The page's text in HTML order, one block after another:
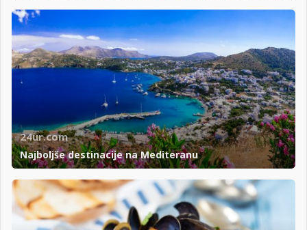
24ur.com
Najboljše destinacije na Mediteranu